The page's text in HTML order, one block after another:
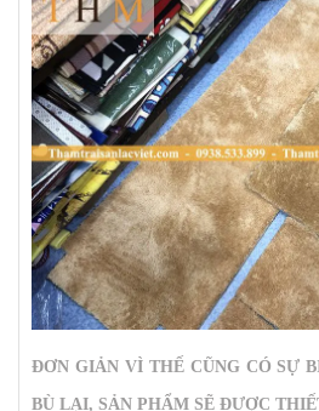
ĐƠN GIẢN VÌ THẾ CŨNG CÓ SỰ
BÙ LẠI, SẢN PHẨM SẼ ĐƯỢC